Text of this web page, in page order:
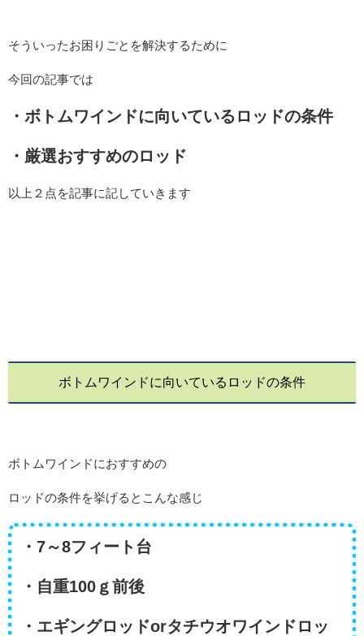
そういったお困りごとを解決するために
今回の記事では
・ボトムワインドに向いているロッドの条件
・厳選おすすめのロッド
以上２点を記事に記していきます
ボトムワインドに向いているロッドの条件
ボトムワインドにおすすめの
ロッドの条件を挙げるとこんな感じ
・7～8フィート台
・自重100ｇ前後
・エギングロッドorタチウオワインドロッ